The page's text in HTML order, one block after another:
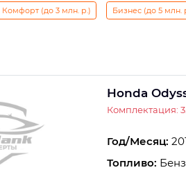
Комфорт (до 3 млн. р.) Бизнес (до 5 млн.
Honda
Комплектация:
Год/Месяц:
Топливо: